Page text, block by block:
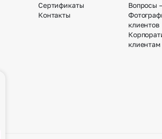
Сертификаты
Контакты
Вопросы
клиентов
клиентам